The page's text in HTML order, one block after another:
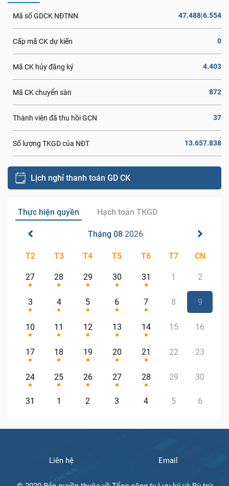
Mã số GDCK NĐTNN 47.488|6.554
Cấp mã CK dự kiến 0
Mã CK hủy đăng ký 4.403
Mã CK chuyển sàn 872
Thành viên đã thu hồi GCN 37
Số lượng TKGD của NĐT 13.657.838
Lịch nghỉ thanh toán GD CK
Thực hiện quyền Hạch toán TKGD
Tháng 08 2026
T2 T3 T4 T5 T6 T7 CN
27 28 29 30 31 1 2
3 4 5 6 7 8 9
10 11 12 13 14 15 16
17 18 19 20 21 22 23
24 25 26 27 28 29 30
31 1 2 3 4 5 6
Liên hệ Email